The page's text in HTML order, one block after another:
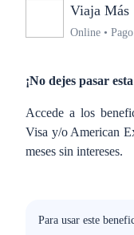
Viaja Más
Online •
¡No dejes pasar
Accede a los
Visa y/o American
meses sin intereses.
Para usar este